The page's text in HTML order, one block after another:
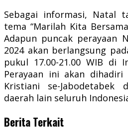
Sebagai informasi, Natal
tema “Marilah Kita
Adapun puncak perayaan
2024 akan berlangsung
pukul 17.00-21.00 WIB di
Perayaan ini akan
Kristiani se-Jabodetabek
daerah lain seluruh
Berita Terkait